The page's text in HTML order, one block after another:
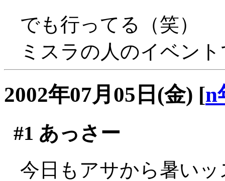
でも行ってる（笑）
ミスラの人のイベン
2002年07月05日(金) [n
#1 あっさー
今日もアサから暑いッ